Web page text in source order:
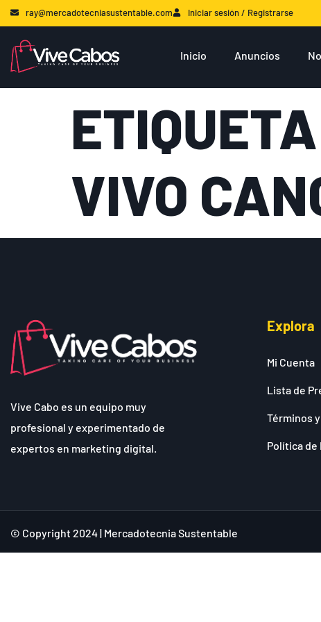
ray@mercadotecniasustentable.com Iniciar sesión / Registrarse
Inicio Anuncios
VIVO
Vive Cabo es un equipo muy
profesional y experimentado de
expertos en marketing digital.
Explora
Mi Cuenta
Lista de
Términos
Política de
© Copyright 2024 | Mercadotecnia Sustentable